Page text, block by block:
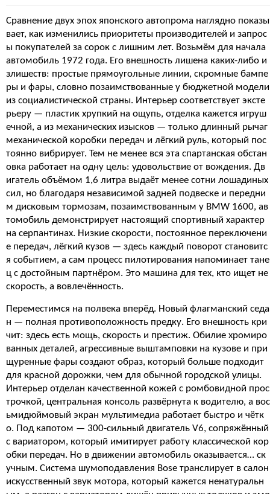
Сравнение двух эпох японского автопрома наглядно показы
вает, как изменились приоритеты производителей и запрос
ы покупателей за сорок с лишним лет. Возьмём для начала
автомобиль 1972 года. Его внешность лишена каких-либо и
злишеств: простые прямоугольные линии, скромные бампе
ры и фары, словно позаимствованные у бюджетной модели
из социалистической страны. Интерьер соответствует эксте
рьеру — пластик хрупкий на ощупь, отделка кажется игруш
ечной, а из механических изысков — только длинный рычаг
механической коробки передач и лёгкий руль, который пос
тоянно вибрирует. Тем не менее вся эта спартанская обстан
овка работает на одну цель: удовольствие от вождения. Дв
игатель объёмом 1,6 литра выдаёт менее сотни лошадиных
сил, но благодаря независимой задней подвеске и передни
м дисковым тормозам, позаимствованным у BMW 1600, ав
томобиль демонстрирует настоящий спортивный характер
на серпантинах. Низкие скорости, постоянное переключени
е передач, лёгкий кузов — здесь каждый поворот становитс
я событием, а сам процесс пилотирования напоминает тане
ц с достойным партнёром. Это машина для тех, кто ищет не
скорость, а вовлечённость.
Переместимся на полвека вперёд. Новый флагманский седа
н — полная противоположность предку. Его внешность кри
чит: здесь есть мощь, скорость и престиж. Обилие хромиро
ванных деталей, агрессивные выштамповки на кузове и при
щуренные фары создают образ, который больше подходит
для красной дорожки, чем для обычной городской улицы.
Интерьер отделан качественной кожей с ромбовидной прос
трочкой, центральная консоль развёрнута к водителю, а вос
ьмидюймовый экран мультимедиа работает быстро и чётк
о. Под капотом — 300-сильный двигатель V6, сопряжённый
с вариатором, который имитирует работу классической кор
обки передач. Но в движении автомобиль оказывается… ск
учным. Система шумоподавления Bose транслирует в салон
искусственный звук мотора, который кажется ненатуральн